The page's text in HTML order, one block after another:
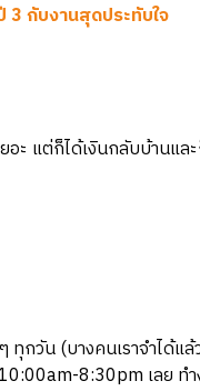
กับงานสุดประทับใจ
ยอะ แต่ก็ได้เงินกลับบ้าน
กวัน (บางคนเราจำได้แล้
8:30pm เลย ท